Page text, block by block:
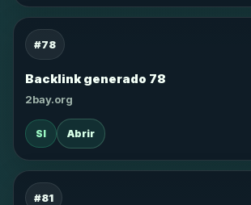
#78
Backlink generado 78
2bay.org
SI Abrir
#81